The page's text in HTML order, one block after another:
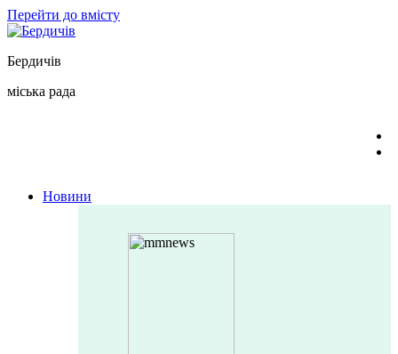
Перейти до вмісту
Бердичів
міська рада
Новини